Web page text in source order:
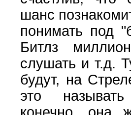
шанс
понимать под
Битлз
слушать и т.д.
будут, на
это